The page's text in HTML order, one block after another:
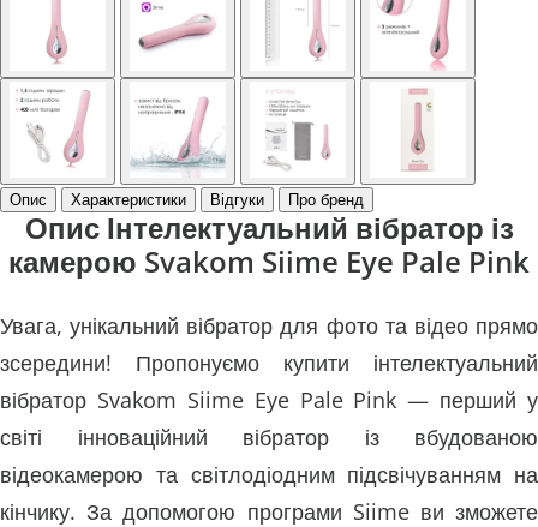
Опис Характеристики Відгуки Про бренд
Опис Інтелектуальний вібратор із
камерою Svakom Siime Eye Pale Pink
Увага, унікальний вібратор для фото та відео прямо
зсередини! Пропонуємо купити інтелектуальний
вібратор Svakom Siime Eye Pale Pink — перший у
світі інноваційний вібратор із вбудованою
відеокамерою та світлодіодним підсвічуванням на
кінчику. За допомогою програми Siime ви зможете